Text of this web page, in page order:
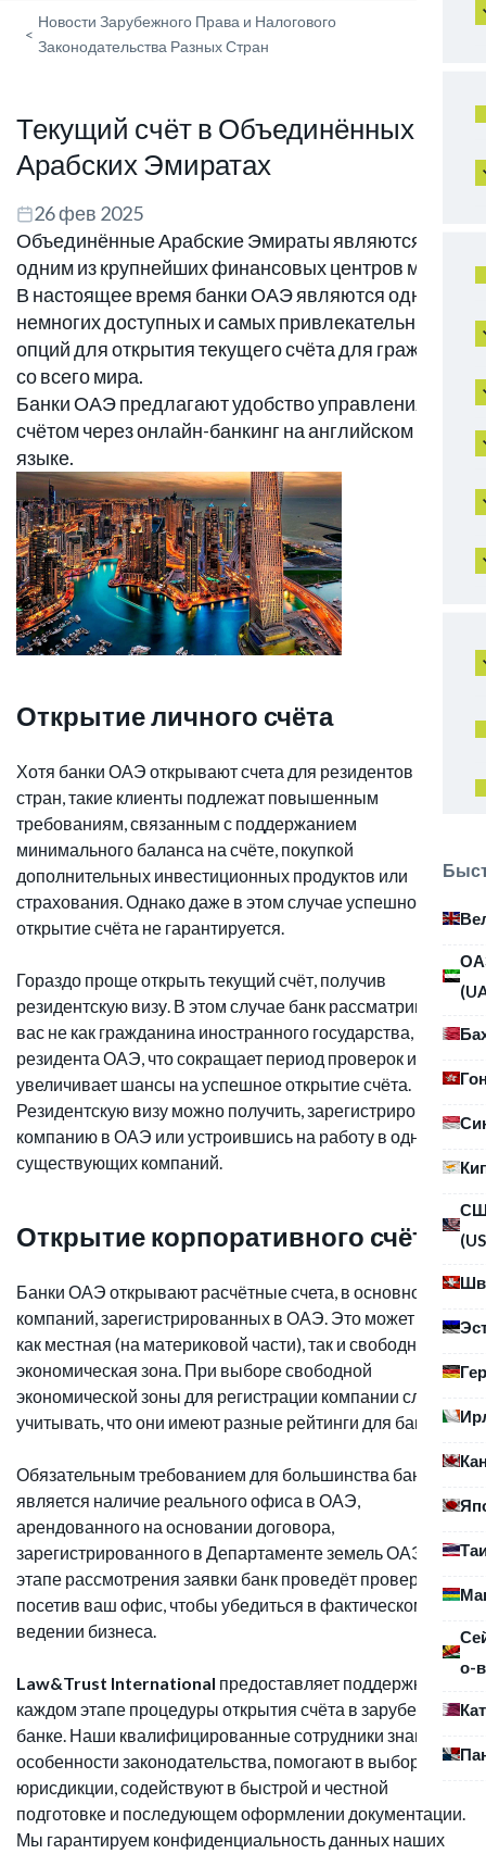
о-
<
Новости Зарубежного Права и Налогового
Законодательства Разных Стран
Текущий счёт в Объединённых
Арабских Эмиратах
26 фев 2025
Объединённые Арабские Эмираты являются
одним из крупнейших финансовых центров мира.
В настоящее время банки ОАЭ являются одной из
немногих доступных и самых привлекательных
опций для открытия текущего счёта для граждан
со всего мира.
Банки ОАЭ предлагают удобство управления
счётом через онлайн-банкинг на английском
языке.
Открытие личного счёта
Хотя банки ОАЭ открывают счета для резидентов других
стран, такие клиенты подлежат повышенным
требованиям, связанным с поддержанием
минимального баланса на счёте, покупкой
дополнительных инвестиционных продуктов или
страхования. Однако даже в этом случае успешное
открытие счёта не гарантируется.
Гораздо проще открыть текущий счёт, получив
резидентскую визу. В этом случае банк рассматривает
вас не как гражданина иностранного государства, а как
резидента ОАЭ, что сокращает период проверок и
увеличивает шансы на успешное открытие счёта.
Резидентскую визу можно получить, зарегистрировав
компанию в ОАЭ или устроившись на работу в одну из
существующих компаний.
Открытие корпоративного счёта
Банки ОАЭ открывают расчётные счета, в основном, для
компаний, зарегистрированных в ОАЭ. Это может быть
как местная (на материковой части), так и свободная
экономическая зона. При выборе свободной
экономической зоны для регистрации компании следует
учитывать, что они имеют разные рейтинги для банков.
Обязательным требованием для большинства банков
является наличие реального офиса в ОАЭ,
арендованного на основании договора,
зарегистрированного в Департаменте земель ОАЭ. На
этапе рассмотрения заявки банк проведёт проверку,
посетив ваш офис, чтобы убедиться в фактическом
ведении бизнеса.
Law&Trust International предоставляет поддержку на
каждом этапе процедуры открытия счёта в зарубежном
банке. Наши квалифицированные сотрудники знают
особенности законодательства, помогают в выборе
юрисдикции, содействуют в быстрой и честной
подготовке и последующем оформлении документации.
Мы гарантируем конфиденциальность данных наших